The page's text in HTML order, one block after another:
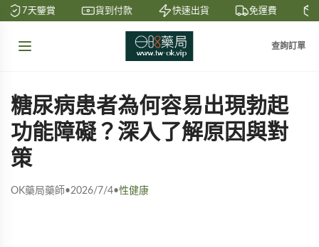
7天鑒賞 貨到付款 快速出貨 免運費 私
查詢訂單
糖尿病患者為何容易出現勃起
功能障礙？深入了解原因與對
策
OK藥局藥師•2026/7/4•性健康